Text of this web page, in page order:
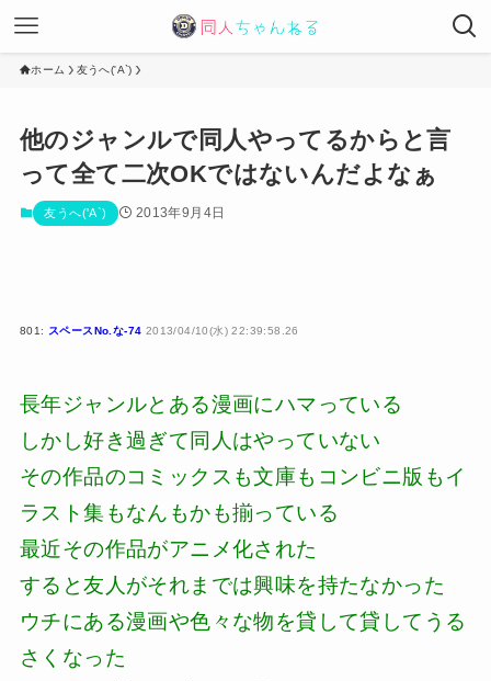
ホーム 友うへ('A`)
他のジャンルで同人やってるからと言
って全て二次OKではないんだよなぁ
友うへ('A`) 2013年9月4日
801: スペースNo.な-74 2013/04/10(水) 22:39:58.26
長年ジャンルとある漫画にハマっている
しかし好き過ぎて同人はやっていない
その作品のコミックスも文庫もコンビニ版もイ
ラスト集もなんもかも揃っている
最近その作品がアニメ化された
すると友人がそれまでは興味を持たなかった
ウチにある漫画や色々な物を貸して貸してうる
さくなった